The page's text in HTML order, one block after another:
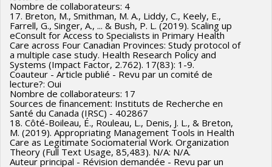
Nombre de collaborateurs: 4
17. Breton, M., Smithman, M. A., Liddy, C., Keely, E.,
Farrell, G., Singer, A., ... & Bush, P. L. (2019). Scaling up
eConsult for Access to Specialists in Primary Health
Care across Four Canadian Provinces: Study protocol of
a multiple case study. Health Research Policy and
Systems (Impact Factor, 2.762). 17(83): 1-9.
Coauteur - Article publié - Revu par un comité de
lecture?: Oui
Nombre de collaborateurs: 17
Sources de financement: Instituts de Recherche en
Santé du Canada (IRSC) - 402867
18. Côté-Boileau, É., Rouleau, L., Denis, J. L., & Breton,
M. (2019). Appropriating Management Tools in Health
Care as Legitimate Sociomaterial Work. Organization
Theory (Full Text Usage, 85,483). N/A: N/A.
Auteur principal - Révision demandée - Revu par un